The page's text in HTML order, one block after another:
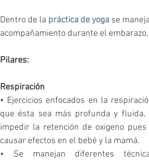
Dentro de la práctica de yoga se
acompañamiento durante el embarazo.
Pilares:
Respiración
• Ejercicios enfocados en la
que ésta sea más profunda y fluida,
impedir la retención de oxigeno pues
causar efectos en el bebé y la mamá.
• Se manejan diferentes